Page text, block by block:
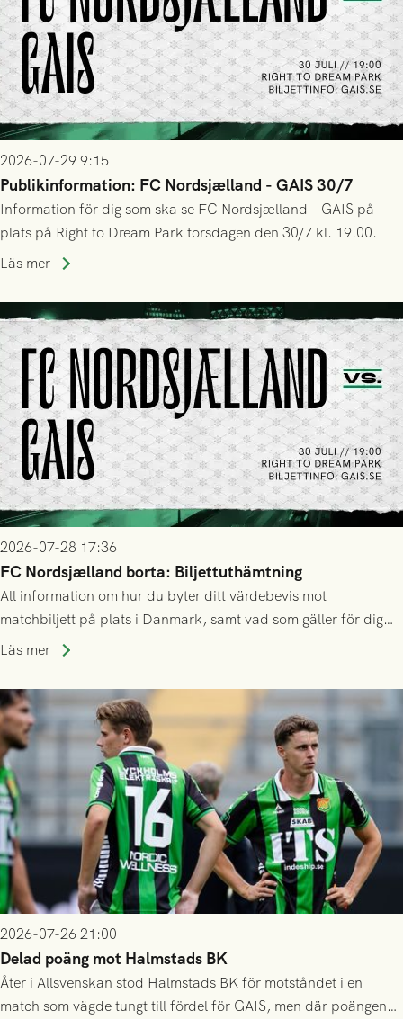
2026-07-29 9:15
Publikinformation: FC Nordsjælland - GAIS 30/7
Information för dig som ska se FC Nordsjælland - GAIS på
plats på Right to Dream Park torsdagen den 30/7 kl. 19.00.
Läs mer
2026-07-28 17:36
FC Nordsjælland borta: Biljettuthämtning
All information om hur du byter ditt värdebevis mot
matchbiljett på plats i Danmark, samt vad som gäller för dig
som står på reservlista eller fått förhinder.
Läs mer
2026-07-26 21:00
Delad poäng mot Halmstads BK
Åter i Allsvenskan stod Halmstads BK för motståndet i en
match som vägde tungt till fördel för GAIS, men där poängen